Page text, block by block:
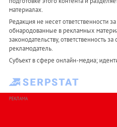
материалах.
Редакция не несет ответственности
обнародованные в рекламных
законодательству, ответственность
рекламодатель.
Субъект в сфере онлайн-медиа;
РЕКЛАМА